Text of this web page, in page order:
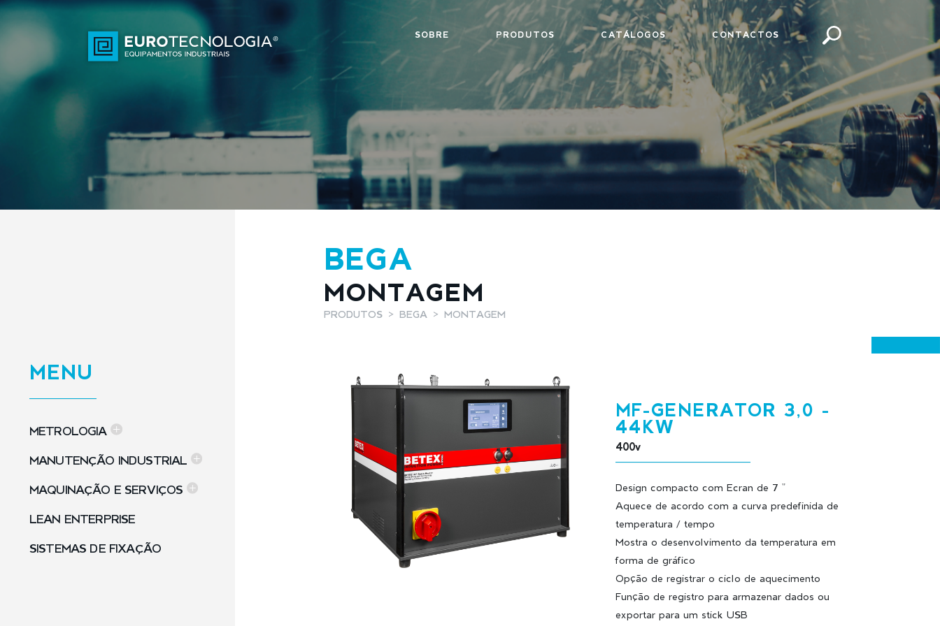
SOBRE PRODUTOS CATÁLOGOS CONTACTOS
MENU
METROLOGIA
MANUTENÇÃO INDUSTRIAL
MAQUINAÇÃO E SERVIÇOS
LEAN ENTERPRISE
SISTEMAS DE FIXAÇÃO
BEGA
MONTAGEM
PRODUTOS BEGA MONTAGEM
MF-GENERATOR 3,0 -
44KW
400v
Design compacto com Ecran de 7 "
Aquece de acordo com a curva predefinida de
temperatura / tempo
Mostra o desenvolvimento da temperatura em
forma de gráfico
Opção de registrar o ciclo de aquecimento
Função de registro para armazenar dados ou
exportar para um stick USB